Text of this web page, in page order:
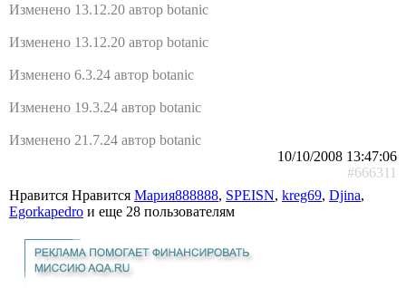
Изменено 13.12.20 автор botanic
Изменено 13.12.20 автор botanic
Изменено 6.3.24 автор botanic
Изменено 19.3.24 автор botanic
Изменено 21.7.24 автор botanic
10/10/2008 13:47:06
#666311
Нравится Нравится Мария888888, SPEISN, kreg69, Djina,
Egorkapedro и еще 28 пользователям